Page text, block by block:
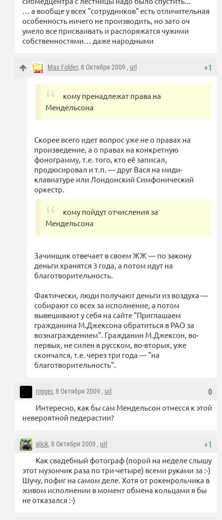
… а вообще у всех "сотрудников" есть отличительная
особенность ничего не производить, но зато оч
умело все присваивать и распоряжатся чужими
собственностями… даже народными
+1
Max Folder, 8 Октября 2009 , url
кому пренадлежат права на
Мендельсона
Скорее всего идет вопрос уже не о правах на
произведение, а о правах на конкретную
фонограмму, т.е. того, кто её записал,
продюсировал и т.п. — друг Вася на миди-
клавиатуре или Лондонский Симфонический
оркестр.
кому пойдут отчисления за
Мендельсона
Зачинщик отвечает в своем ЖЖ — по закону
деньги хранятся 3 года, а потом идут на
благотворительность.
Фактически, люди получают деньги из воздуха —
собирают со всех за исполнение, а потом
вывешивают у себя на сайте "Приглашаем
гражданина М.Джексона обратиться в РАО за
вознаграждением". Гражданин М.Джексон, во-
первых, не силен в русском, во-вторых, уже
скончался, т.е. через три года — "на
благотворительность".
0
nigger, 8 Октября 2009 , url
Интересно, как бы сам Мендельсон отнесся к этой
невероятной педерастии?
+1
alick, 8 Октября 2009 , url
Как свадебный фотограф (порой на неделе слышу
этот музончик раза по три-четыре) всеми руками за :-)
Шучу, пофиг на самом деле. Хотя от рокенрольчика в
живом исполнении в момент обмена кольцами я бы
не отказался :-)